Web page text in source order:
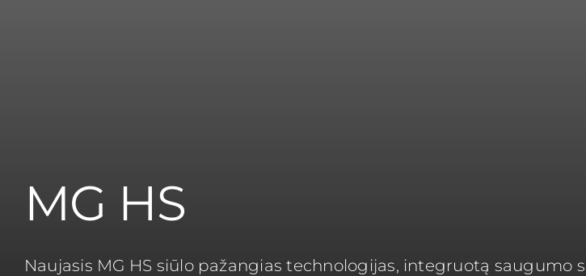
MG HS
Naujasis MG HS siūlo pažangias technologijas, integruotą saugumo